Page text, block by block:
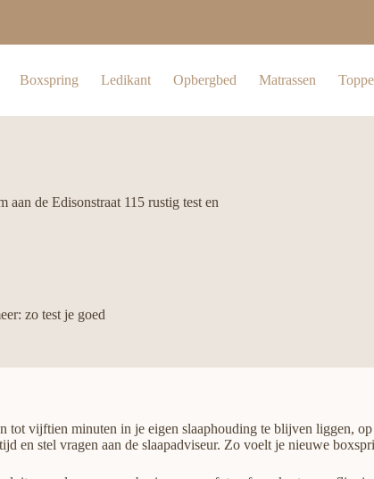
Boxspring Ledikant Opbergbed Matrassen
de Edisonstraat 115 rustig test en
zo test je goed
vijftien minuten in je eigen slaaphouding te blijven liggen,
en stel vragen aan de slaapadviseur. Zo voelt je nieuwe